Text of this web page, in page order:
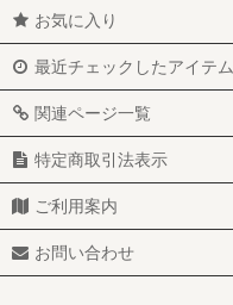
お気に入り
最近チェックしたアイテム
関連ページ一覧
特定商取引法表示
ご利用案内
お問い合わせ